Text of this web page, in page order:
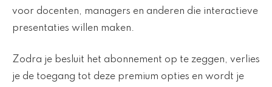
voor docenten, managers en anderen die interactieve
presentaties willen maken.
Zodra je besluit het abonnement op te zeggen, verlies
je de toegang tot deze premium opties en wordt je